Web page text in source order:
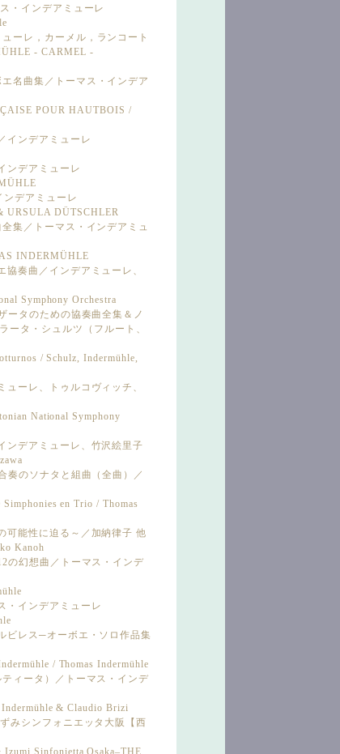
・インデアミューレ
ーレ，カーメル，ランコート
- CARMEL -
名曲集／トーマス・インデア
POUR HAUTBOIS /
インデアミューレ
ンデアミューレ
デアミューレ
URSULA DÜTSCHLER
集／トーマス・インデアミュ
INDERMÜHLE
奏曲／インデアミューレ、
Symphony Orchestra
タのための協奏曲全集＆ノ
ータ・シュルツ（フルート、
/ Schulz, Indermühle,
ーレ、トゥルコヴィッチ、
National Symphony
デアミューレ、竹沢絵里子
のソナタと組曲（全曲）／
en Trio / Thomas
能性に迫る～／加納律子 他
Kanoh
の幻想曲／トーマス・インデ
・インデアミューレ
ビレス─オーボエ・ソロ作品集
/ Thomas Indermühle
ィータ）／トーマス・インデ
Indermühle & Claudio Brizi
みシンフォニエッタ大阪【西
Sinfonietta Osaka–THE